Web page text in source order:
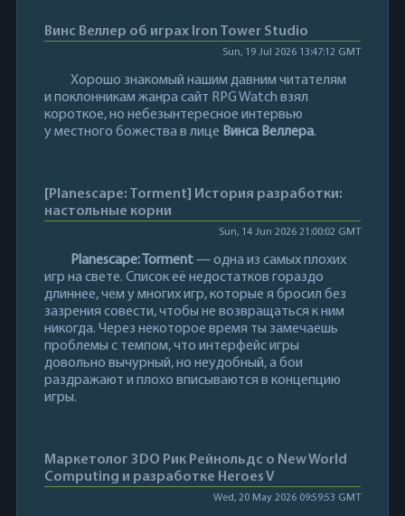
Винс Веллер об играх Iron Tower Studio
Sun, 19 Jul 2026 13:47:12 GMT
Хорошо знакомый нашим давним читателям
и поклонникам жанра сайт RPG Watch взял
короткое, но небезынтересное интервью
у местного божества в лице Винса Веллера.
[Planescape: Torment] История разработки:
настольные корни
Sun, 14 Jun 2026 21:00:02 GMT
Planescape: Torment— одна из самых плохих
игр на свете. Список её недостатков гораздо
длиннее, чем у многих игр, которые я бросил без
зазрения совести, чтобы не возвращаться к ним
никогда. Через некоторое время ты замечаешь
проблемы с темпом, что интерфейс игры
довольно вычурный, но неудобный, а бои
раздражают и плохо вписываются в концепцию
игры.
Маркетолог 3DO Рик Рейнольдс о New World
Computing и разработке Heroes V
Wed, 20 May 2026 09:59:53 GMT